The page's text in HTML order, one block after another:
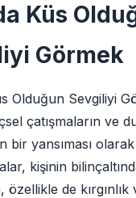
Küs
Görmek
Olduğun Sevgiliyi
çatışmaların ve
bir yansıması
kişinin
özellikle de